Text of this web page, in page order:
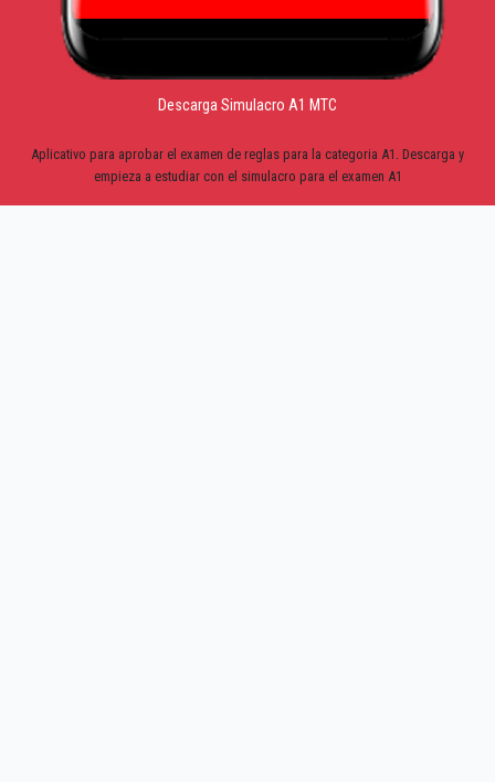
Descarga Simulacro A1 MTC
Aplicativo para aprobar el examen de reglas para la categoria A1. Descarga y
empieza a estudiar con el simulacro para el examen A1